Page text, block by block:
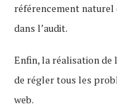
référencement naturel
dans l’audit.
Enfin, la réalisation
de régler tous les
web.